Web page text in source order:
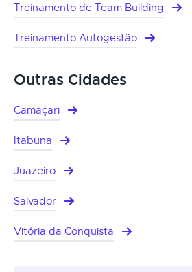
Treinamento de Team Building
Treinamento Autogestão
Outras Cidades
Camaçari
Itabuna
Juazeiro
Salvador
Vitória da Conquista